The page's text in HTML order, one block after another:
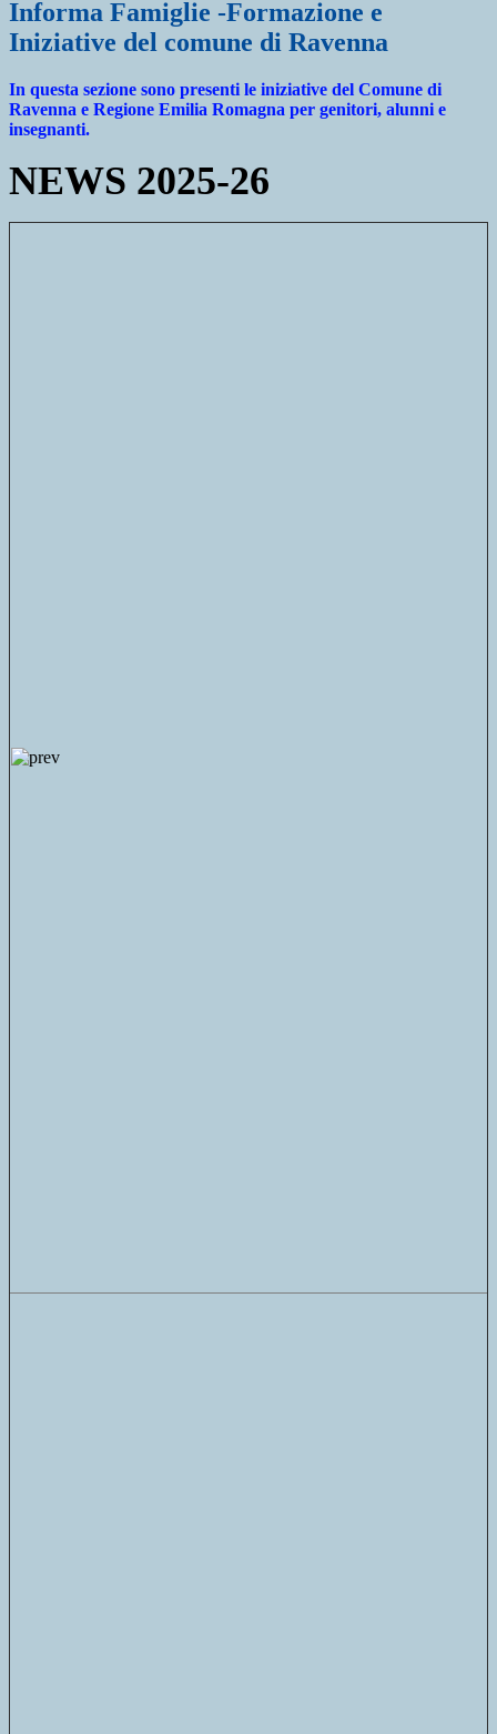
Informa Famiglie -Formazione e
Iniziative del comune di Ravenna
In questa sezione sono presenti le iniziative del Comune di
Ravenna e Regione Emilia Romagna per genitori, alunni e
insegnanti.
NEWS 2025-26